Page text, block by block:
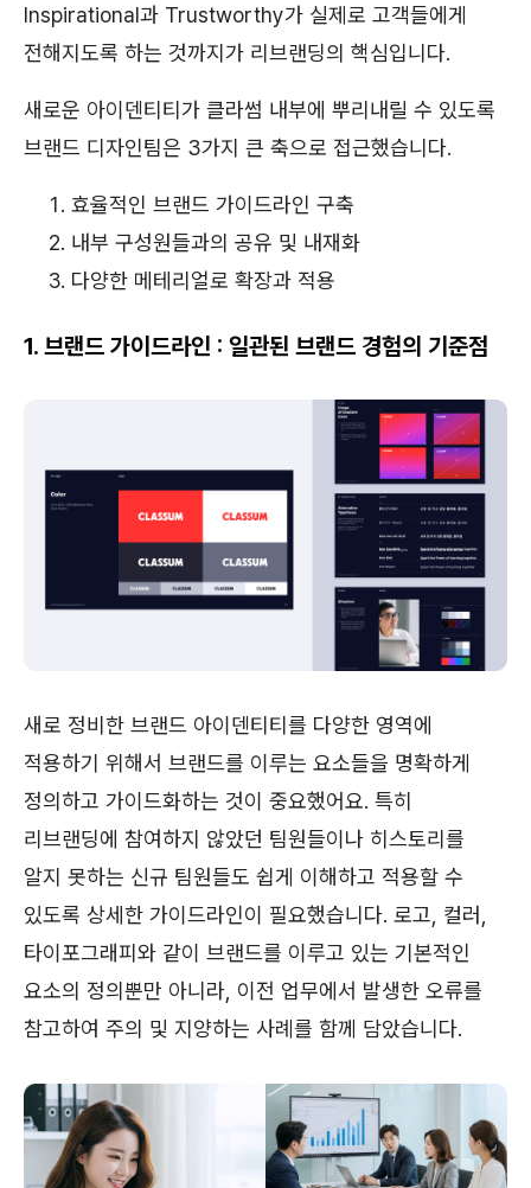
Inspirational과 Trustworthy가 실제로 고객들에게
전해지도록 하는 것까지가 리브랜딩의 핵심입니다.
새로운 아이덴티티가 클라썸 내부에 뿌리내릴 수 있도록
브랜드 디자인팀은 3가지 큰 축으로 접근했습니다.
효율적인 브랜드 가이드라인 구축
내부 구성원들과의 공유 및 내재화
다양한 메테리얼로 확장과 적용
1. 브랜드 가이드라인 : 일관된 브랜드 경험의 기준점
새로 정비한 브랜드 아이덴티티를 다양한 영역에
적용하기 위해서 브랜드를 이루는 요소들을 명확하게
정의하고 가이드화하는 것이 중요했어요. 특히
리브랜딩에 참여하지 않았던 팀원들이나 히스토리를
알지 못하는 신규 팀원들도 쉽게 이해하고 적용할 수
있도록 상세한 가이드라인이 필요했습니다. 로고, 컬러,
타이포그래피와 같이 브랜드를 이루고 있는 기본적인
요소의 정의뿐만 아니라, 이전 업무에서 발생한 오류를
참고하여 주의 및 지양하는 사례를 함께 담았습니다.